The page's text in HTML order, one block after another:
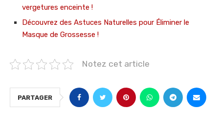
vergetures enceinte !
Découvrez des Astuces Naturelles pour Éliminer le
Masque de Grossesse !
Notez cet article
PARTAGER